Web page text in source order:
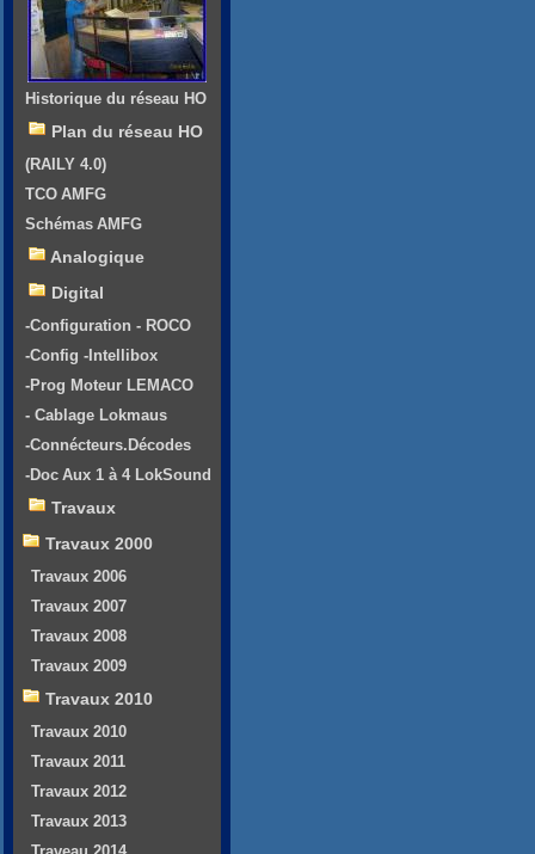
Historique du réseau HO
Plan du réseau HO
(RAILY 4.0)
TCO AMFG
Schémas AMFG
Analogique
Digital
-Configuration - ROCO
-Config -Intellibox
-Prog Moteur LEMACO
- Cablage Lokmaus
-Connécteurs.Décodes
-Doc Aux 1 à 4 LokSound
Travaux
Travaux 2000
Travaux 2006
Travaux 2007
Travaux 2008
Travaux 2009
Travaux 2010
Travaux 2010
Travaux 2011
Travaux 2012
Travaux 2013